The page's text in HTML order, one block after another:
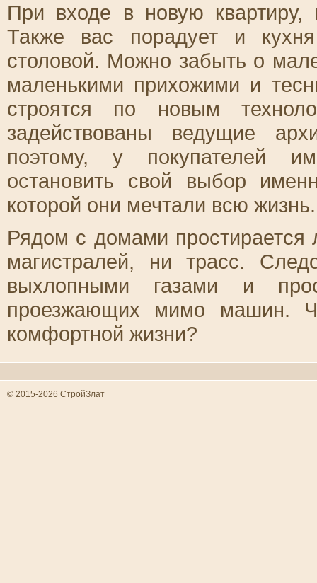
При входе в новую
Также вас порадует и
столовой. Можно забыть о
маленькими прихожими и
строятся по новым
задействованы ведущие
поэтому, у покупателей
остановить свой выбор
которой они мечтали всю жизнь.
Рядом с домами
магистралей, ни трасс.
выхлопными газами и
проезжающих мимо машин.
комфортной жизни?
© 2015-2026 СтройЗлат